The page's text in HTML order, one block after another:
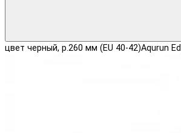
цвет черный, р.260 мм (EU 40-42)Aqurun